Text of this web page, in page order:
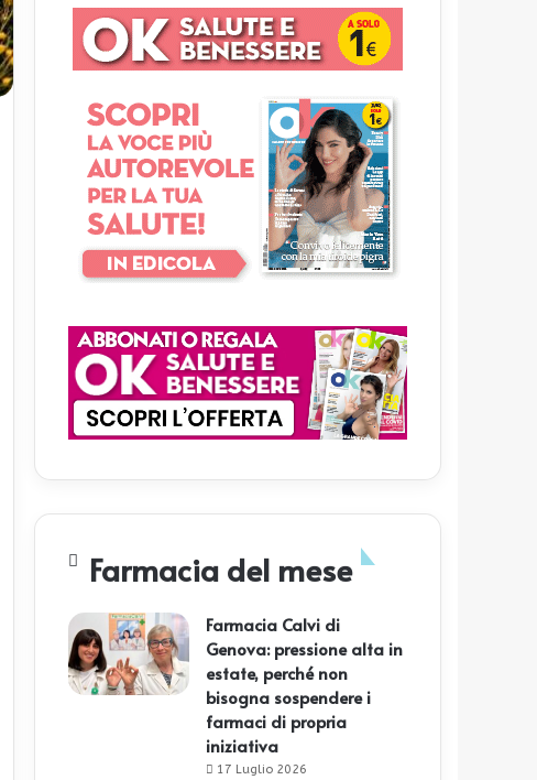
Farmacia del mese
Farmacia Calvi di
Genova: pressione alta in
estate, perché non
bisogna sospendere i
farmaci di propria
iniziativa
17 Luglio 2026